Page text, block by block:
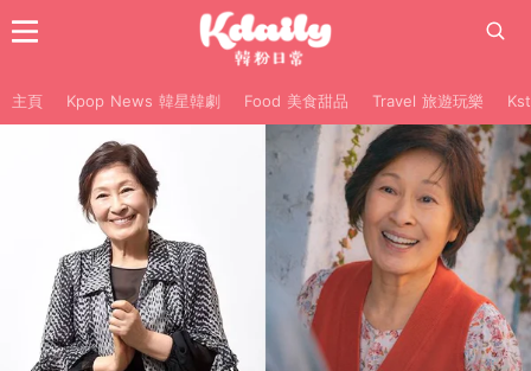
主頁 Kpop News 韓星韓劇 Food 美食甜品 Travel 旅遊玩樂